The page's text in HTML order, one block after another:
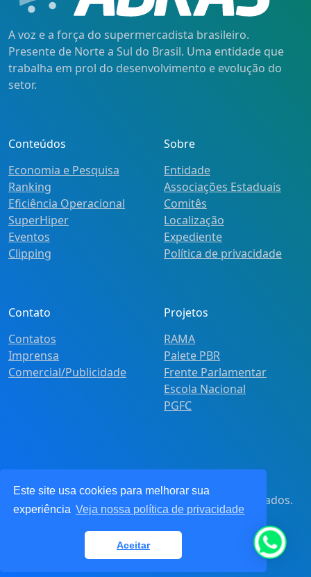
Este site usa cookies para melhorar sua
experiência Veja nossa política de privacidade
Aceitar
A voz e a força do supermercadista brasileiro.
Presente de Norte a Sul do Brasil. Uma entidade que
trabalha em prol do desenvolvimento e evolução do
setor.
Conteúdos
Economia e Pesquisa
Ranking
Eficiência Operacional
SuperHiper
Eventos
Clipping
Sobre
Entidade
Associações Estaduais
Comitês
Localização
Expediente
Política de privacidade
Contato
Contatos
Imprensa
Comercial/Publicidade
Projetos
RAMA
Palete PBR
Frente Parlamentar
Escola Nacional
PGFC
Pot&Pracy
. Todos os direitos reservados.
CNPJ: 62.360.268.0001/91